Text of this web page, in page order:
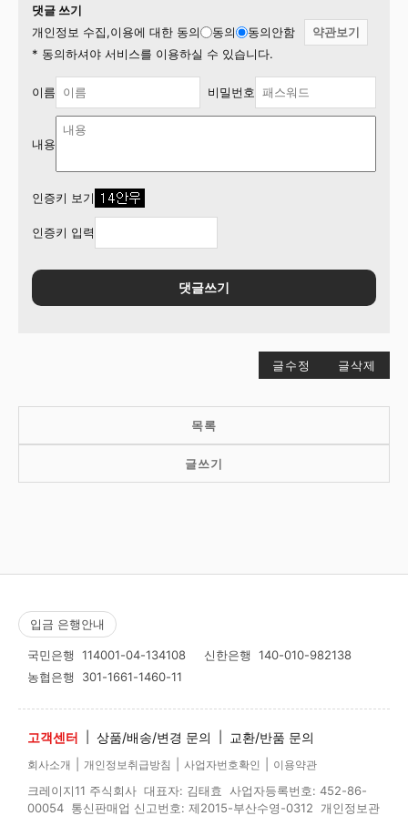
댓글 쓰기
개인정보 수집,이용에 대한 동의
동의 동의안함
약관보기
* 동의하셔야 서비스를 이용하실 수 있습니다.
이름 비밀번호
내용
인증키 보기
인증키 입력
댓글쓰기
글수정 글삭제
목록
글쓰기
입금 은행안내
국민은행 114001-04-134108 신한은행 140-010-982138
농협은행 301-1661-1460-11
고객센터 상품/배송/변경 문의 교환/반품 문의
회사소개 개인정보취급방침 사업자번호확인 이용약관
크레이지11 주식회사 대표자: 김태효 사업자등록번호: 452-86-
00054 통신판매업 신고번호: 제2015-부산수영-0312 개인정보관